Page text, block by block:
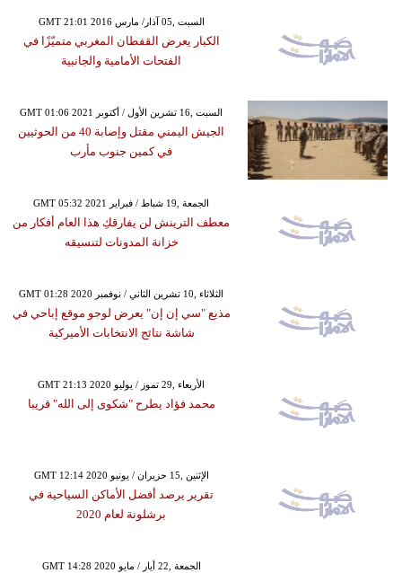
GMT 21:01 2016 السبت ,05 آذار/ مارس
الكبار يعرض القفطان المغربي متميّزًا في
الفتحات الأمامية والجانبية
GMT 01:06 2021 السبت ,16 تشرين الأول / أكتوبر
الجيش اليمني مقتل وإصابة 40 من الحوثيين
في كمين جنوب مأرب
GMT 05:32 2021 الجمعة ,19 شباط / فبراير
معطف الترينش لن يفارقكِ هذا العام أفكار من
خزانة المدونات لتنسيقه
GMT 01:28 2020 الثلاثاء ,10 تشرين الثاني / نوفمبر
مذيع "سي إن إن" يعرض لوجو موقع إباحي في
شاشة نتائج الانتخابات الأميركية
GMT 21:13 2020 الأربعاء ,29 تموز / يوليو
محمد فؤاد يطرح "شكوى إلى الله" قريبا
GMT 12:14 2020 الإثنين ,15 حزيران / يونيو
تقرير يرصد أفضل الأماكن السياحية في
برشلونة لعام 2020
GMT 14:28 2020 الجمعة ,22 أيار / مايو